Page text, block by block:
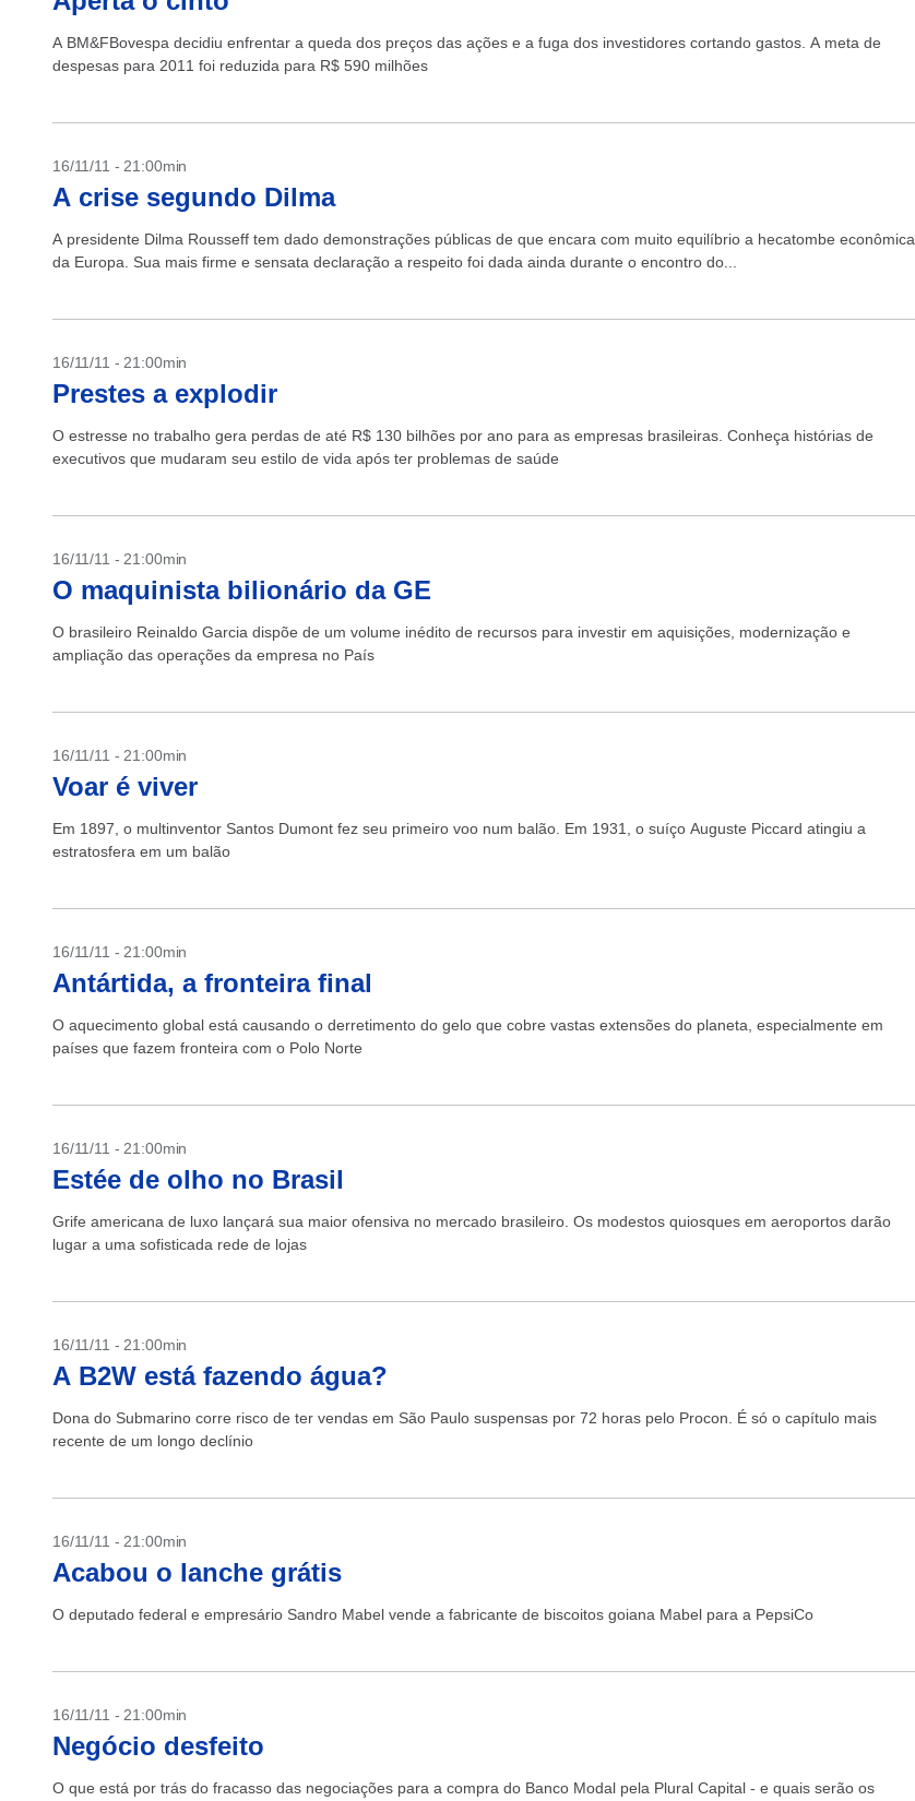
A BM&FBovespa decidiu enfrentar a queda dos preços das ações e a fuga dos investidores cortando gastos. A meta de
despesas para 2011 foi reduzida para R$ 590 milhões
16/11/11 - 21:00min
A crise segundo Dilma
A presidente Dilma Rousseff tem dado demonstrações públicas de que encara com muito equilíbrio a hecatombe econômica
da Europa. Sua mais firme e sensata declaração a respeito foi dada ainda durante o encontro do...
16/11/11 - 21:00min
Prestes a explodir
O estresse no trabalho gera perdas de até R$ 130 bilhões por ano para as empresas brasileiras. Conheça histórias de
executivos que mudaram seu estilo de vida após ter problemas de saúde
16/11/11 - 21:00min
O maquinista bilionário da GE
O brasileiro Reinaldo Garcia dispõe de um volume inédito de recursos para investir em aquisições, modernização e
ampliação das operações da empresa no País
16/11/11 - 21:00min
Voar é viver
Em 1897, o multinventor Santos Dumont fez seu primeiro voo num balão. Em 1931, o suíço Auguste Piccard atingiu a
estratosfera em um balão
16/11/11 - 21:00min
Antártida, a fronteira final
O aquecimento global está causando o derretimento do gelo que cobre vastas extensões do planeta, especialmente em
países que fazem fronteira com o Polo Norte
16/11/11 - 21:00min
Estée de olho no Brasil
Grife americana de luxo lançará sua maior ofensiva no mercado brasileiro. Os modestos quiosques em aeroportos darão
lugar a uma sofisticada rede de lojas
16/11/11 - 21:00min
A B2W está fazendo água?
Dona do Submarino corre risco de ter vendas em São Paulo suspensas por 72 horas pelo Procon. É só o capítulo mais
recente de um longo declínio
16/11/11 - 21:00min
Acabou o lanche grátis
O deputado federal e empresário Sandro Mabel vende a fabricante de biscoitos goiana Mabel para a PepsiCo
16/11/11 - 21:00min
Negócio desfeito
O que está por trás do fracasso das negociações para a compra do Banco Modal pela Plural Capital - e quais serão os